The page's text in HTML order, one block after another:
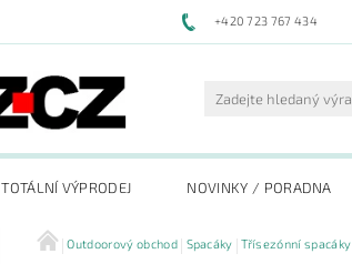
+420 723 767 434
TOTÁLNÍ VÝPRODEJ NOVINKY / PORADNA
Outdoorový obchod Spacáky Třísezónní spacáky